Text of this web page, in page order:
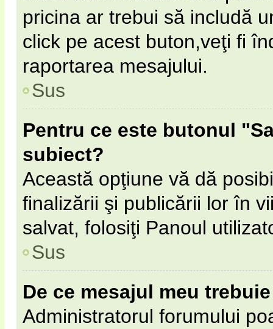
pricina ar trebui să includă
click pe acest buton,veţi fi
raportarea mesajului.
Sus
Pentru ce este butonul
subiect?
Această opţiune vă dă
finalizării şi publicării lor în
salvat, folosiţi Panoul
Sus
De ce mesajul meu
Administratorul forumului